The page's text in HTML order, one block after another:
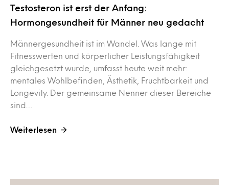
Testosteron ist erst der Anfang:
Hormongesundheit für Männer neu gedacht
Männergesundheit ist im Wandel. Was lange mit
Fitnesswerten und körperlicher Leistungsfähigkeit
gleichgesetzt wurde, umfasst heute weit mehr:
mentales Wohlbefinden, Ästhetik, Fruchtbarkeit und
Longevity. Der gemeinsame Nenner dieser Bereiche
sind…
Weiterlesen